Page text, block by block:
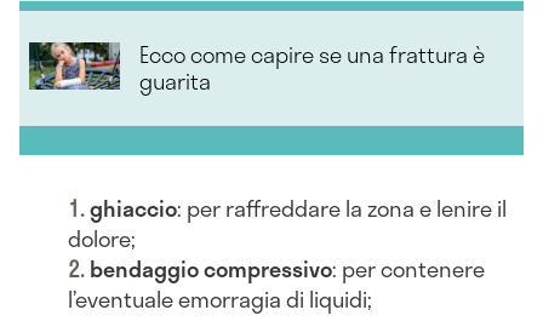
Ecco come capire se una frattura è
guarita
ghiaccio: per raffreddare la zona e lenire il
dolore;
bendaggio compressivo: per contenere
l’eventuale emorragia di liquidi;